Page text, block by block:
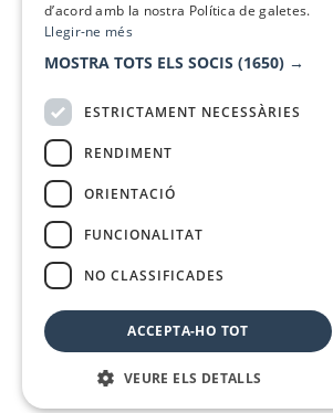
d’acord amb la nostra Política de galetes.
Llegir-ne més
MOSTRA TOTS ELS SOCIS (1650) →
ESTRICTAMENT NECESSÀRIES
RENDIMENT
ORIENTACIÓ
FUNCIONALITAT
NO CLASSIFICADES
ACCEPTA-HO TOT
VEURE ELS DETALLS